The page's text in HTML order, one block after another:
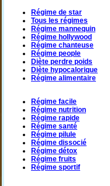
Régime de star
Tous les régimes
Régime mannequin
Régime hollywood
Régime chanteuse
Régime people
Diète perdre poids
Diète hypocalorique
Régime alimentaire
Régime facile
Régime nutrition
Régime rapide
Régime santé
Régime pilule
Régime dissocié
Régime détox
Régime fruits
Régime sportif